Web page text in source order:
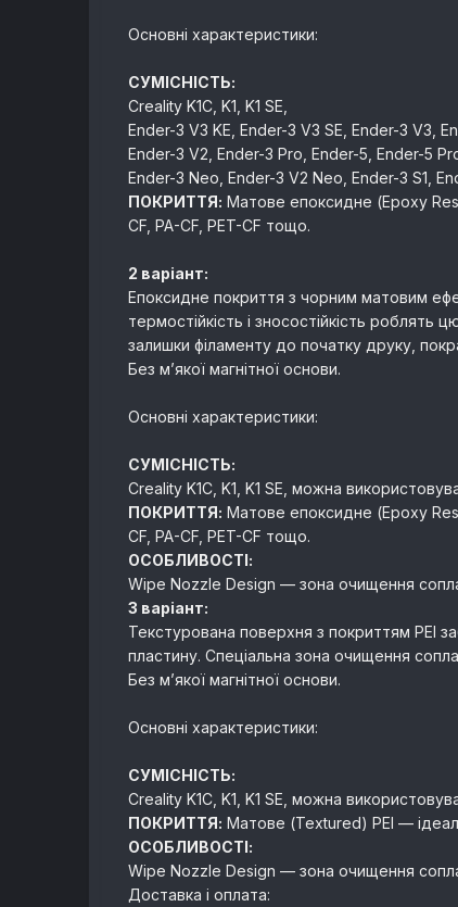
Основні характеристики:
СУМІСНІСТЬ:
Creality K1C, K1, K1 SE,
Ender-3 V3 KE, Ender-3 V3 SE, Ender-3 V3,
Ender-3 V2, Ender-3 Pro, Ender-5, Ender-5
Ender-3 Neo, Ender-3 V2 Neo, Ender-3 S1,
ПОКРИТТЯ: Матове епоксидне (Epoxy
CF, PA-CF, PET-CF тощо.
2 варіант:
Епоксидне покриття з чорним матовим
термостійкість і зносостійкість
залишки філаменту до початку друку,
Без м’якої магнітної основи.
Основні характеристики:
СУМІСНІСТЬ:
Creality K1C, K1, K1 SE, можна
ПОКРИТТЯ: Матове епоксидне (Epoxy
CF, PA-CF, PET-CF тощо.
ОСОБЛИВОСТІ:
Wipe Nozzle Design — зона очищення
3 варіант:
Текстурована поверхня з покриттям PEI
пластину. Спеціальна зона очищення
Без м’якої магнітної основи.
Основні характеристики:
СУМІСНІСТЬ:
Creality K1C, K1, K1 SE, можна
ПОКРИТТЯ: Матове (Textured) PEI —
ОСОБЛИВОСТІ:
Wipe Nozzle Design — зона очищення
Доставка і оплата: